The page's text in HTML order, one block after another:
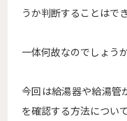
うか判断することはで
一体何故なのでしょうか
今回は給湯器や給湯管
を確認する方法につい